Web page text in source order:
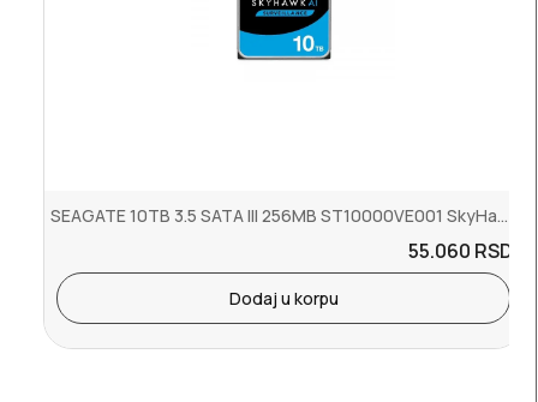
SEAGATE 10TB 3.5 SATA III 256MB ST10000VE001 SkyHawk Surveillance HDD
55.060 RSD.
Dodaj u korpu